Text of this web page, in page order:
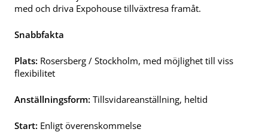
med och driva Expohouse tillväxtresa framåt.
Snabbfakta
Plats: Rosersberg / Stockholm, med möjlighet till viss
flexibilitet
Anställningsform: Tillsvidareanställning, heltid
Start: Enligt överenskommelse